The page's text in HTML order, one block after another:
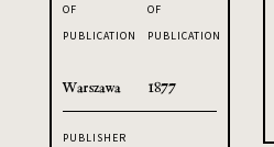
OF
PUBLICATION
Warszawa
OF
PUBLICATION
1877
PUBLISHER